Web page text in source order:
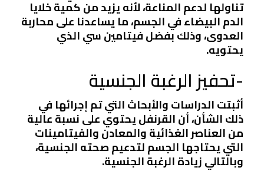
تناولها لدعم المناعة، لأنه يزيد من كمية خلايا
الدم البيضاء في الجسم، ما يساعدنا على محاربة
العدوى، وذلك بفضل فيتامين سي الذي
يحتويه.
-تحفيز الرغبة الجنسية
أثبتت الدراسات والأبحاث التي تم إجرائها في
ذلك الشأن، أن القرنفل يحتوي على نسبة عالية
من العناصر الغذائية والمعادن والفيتامينات
التي يحتاجها الجسم لتدعيم صحته الجنسية،
وبالتالي زيادة الرغبة الجنسية.